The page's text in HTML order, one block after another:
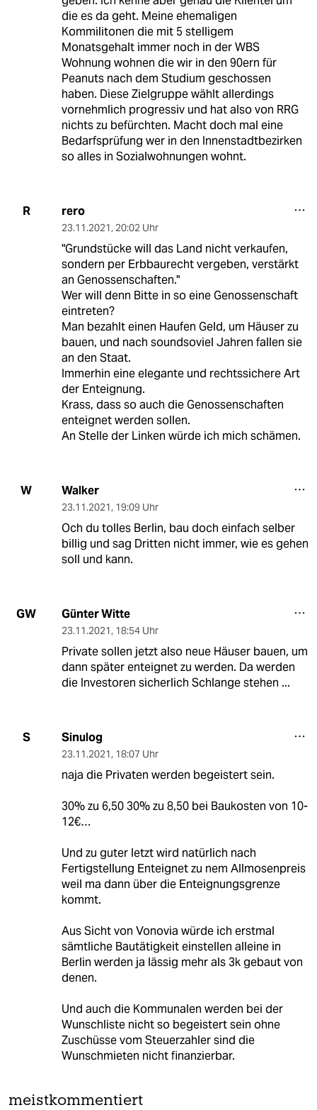
die es da geht. Meine ehemaligen
Kommilitonen die mit 5 stelligem
Monatsgehalt immer noch in der WBS
Wohnung wohnen die wir in den 90ern für
Peanuts nach dem Studium geschossen
haben. Diese Zielgruppe wählt allerdings
vornehmlich progressiv und hat also von RRG
nichts zu befürchten. Macht doch mal eine
Bedarfsprüfung wer in den Innenstadtbezirken
so alles in Sozialwohnungen wohnt.
R rero
23.11.2021, 20:02 Uhr
"Grundstücke will das Land nicht verkaufen,
sondern per Erbbaurecht vergeben, verstärkt
an Genossenschaften."
Wer will denn Bitte in so eine Genossenschaft
eintreten?
Man bezahlt einen Haufen Geld, um Häuser zu
bauen, und nach soundsoviel Jahren fallen sie
an den Staat.
Immerhin eine elegante und rechtssichere Art
der Enteignung.
Krass, dass so auch die Genossenschaften
enteignet werden sollen.
An Stelle der Linken würde ich mich schämen.
W Walker
23.11.2021, 19:09 Uhr
Och du tolles Berlin, bau doch einfach selber
billig und sag Dritten nicht immer, wie es gehen
soll und kann.
GW Günter Witte
23.11.2021, 18:54 Uhr
Private sollen jetzt also neue Häuser bauen, um
dann später enteignet zu werden. Da werden
die Investoren sicherlich Schlange stehen ...
S Sinulog
23.11.2021, 18:07 Uhr
naja die Privaten werden begeistert sein.
30% zu 6,50 30% zu 8,50 bei Baukosten von 10-
12€…
Und zu guter letzt wird natürlich nach
Fertigstellung Enteignet zu nem Allmosenpreis
weil ma dann über die Enteignungsgrenze
kommt.
Aus Sicht von Vonovia würde ich erstmal
sämtliche Bautätigkeit einstellen alleine in
Berlin werden ja lässig mehr als 3k gebaut von
denen.
Und auch die Kommunalen werden bei der
Wunschliste nicht so begeistert sein ohne
Zuschüsse vom Steuerzahler sind die
Wunschmieten nicht finanzierbar.
meistkommentiert